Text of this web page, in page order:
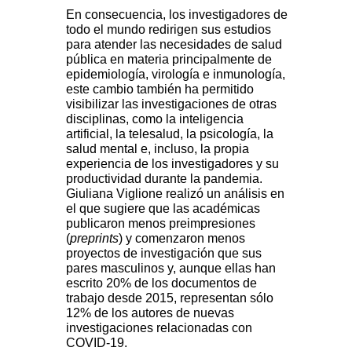
En consecuencia, los investigadores de
todo el mundo redirigen sus estudios
para atender las necesidades de salud
pública en materia principalmente de
epidemiología, virología e inmunología,
este cambio también ha permitido
visibilizar las investigaciones de otras
disciplinas, como la inteligencia
artificial, la telesalud, la psicología, la
salud mental e, incluso, la propia
experiencia de los investigadores y su
productividad durante la pandemia.
Giuliana Viglione realizó un análisis en
el que sugiere que las académicas
publicaron menos preimpresiones
(preprints) y comenzaron menos
proyectos de investigación que sus
pares masculinos y, aunque ellas han
escrito 20% de los documentos de
trabajo desde 2015, representan sólo
12% de los autores de nuevas
investigaciones relacionadas con
COVID-19.